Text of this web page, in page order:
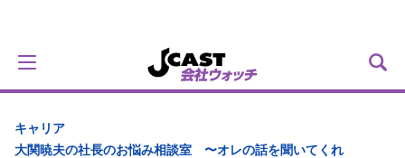
キャリア
大関暁夫の社長のお悩み相談室 〜オレの話を聞いてくれ